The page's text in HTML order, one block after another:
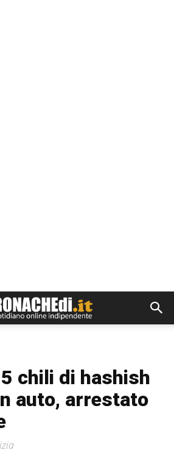
chili di hashish
auto, arrestato